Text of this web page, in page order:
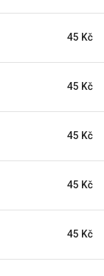
45 Kč
45 Kč
45 Kč
45 Kč
45 Kč